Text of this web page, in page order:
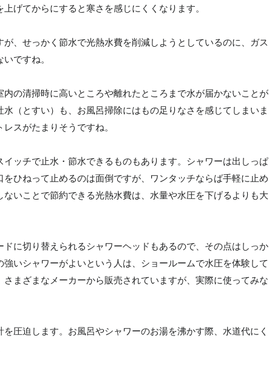
げてからにすると寒さを感じにくくなります。
、せっかく節水で光熱水費を削減しようとしているのに、ガス
ですね。
内の清掃時に高いところや離れたところまで水が届かないことが
（とすい）も、お風呂掃除にはもの足りなさを感じてしまいま
スがたまりそうですね。
ッチで止水・節水できるものもあります。シャワーは出しっぱ
ひねって止めるのは面倒ですが、ワンタッチならば手軽に止め
いことで節約できる光熱水費は、水量や水圧を下げるよりも大
に切り替えられるシャワーヘッドもあるので、その点はしっか
いシャワーがよいという人は、ショールームで水圧を体験して
まざまなメーカーから販売されていますが、実際に使ってみな
圧迫します。お風呂やシャワーのお湯を沸かす際、水道代にく